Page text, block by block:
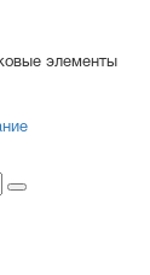
элементы